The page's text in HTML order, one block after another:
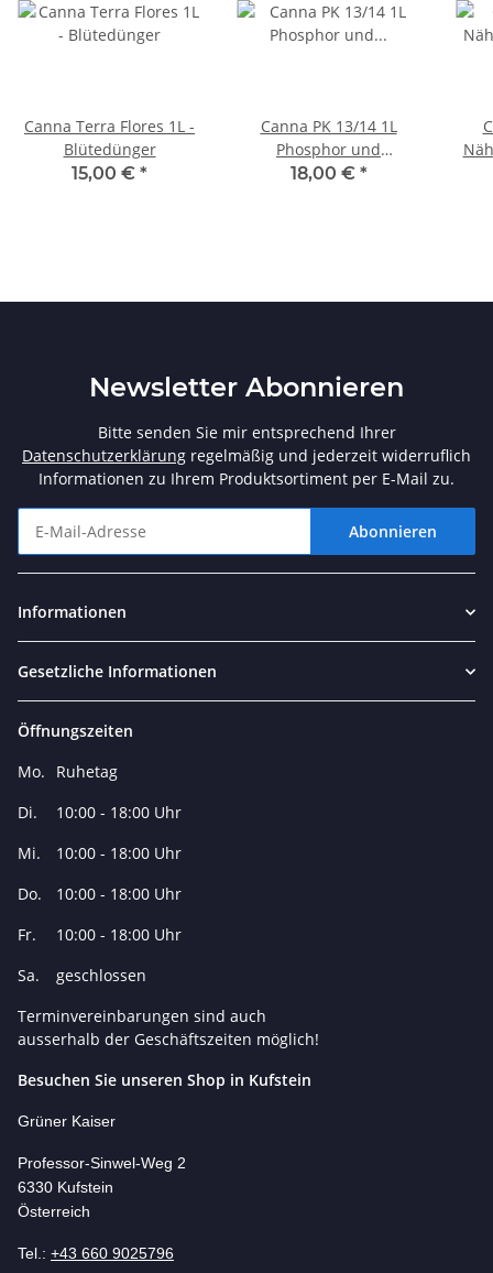
Canna Terra Flores 1L -
Blütedünger
15,00 € *
Canna PK 13/14 1L
Phosphor und
Kaliumergänzungsdünger
18,00 € *
Newsletter Abonnieren
Bitte senden Sie mir entsprechend Ihrer
Datenschutzerklärung regelmäßig und jederzeit widerruflich
Informationen zu Ihrem Produktsortiment per E-Mail zu.
Abonnieren
Informationen
Gesetzliche Informationen
Öffnungszeiten
Mo.
Ruhetag
Di.
10:00 - 18:00 Uhr
Mi.
10:00 - 18:00 Uhr
Do.
10:00 - 18:00 Uhr
Fr.
10:00 - 18:00 Uhr
Sa.
geschlossen
Terminvereinbarungen sind auch
ausserhalb der Geschäftszeiten möglich!
Besuchen Sie unseren Shop in Kufstein
Grüner Kaiser
Professor-Sinwel-Weg 2
6330 Kufstein
Österreich
Tel.: +43 660 9025796